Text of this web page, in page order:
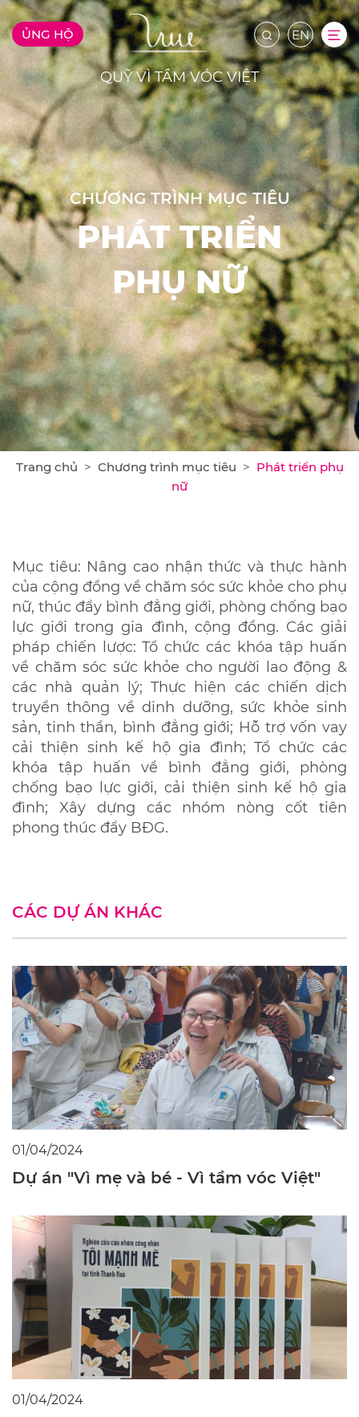
ỦNG HỘ EN
QUỸ VÌ TẦM VÓC VIỆT
CHƯƠNG TRÌNH MỤC TIÊU
PHÁT TRIỂN
PHỤ NỮ
Trang chủ Chương trình mục tiêu
Phát triển phụ
nữ
Mục tiêu: Nâng cao nhận thức và thực hành
của cộng đồng về chăm sóc sức khỏe cho phụ
nữ, thúc đẩy bình đẳng giới, phòng chống bạo
lực giới trong gia đình, cộng đồng. Các giải
pháp chiến lược: Tổ chức các khóa tập huấn
về chăm sóc sức khỏe cho người lao động &
các nhà quản lý; Thực hiện các chiến dịch
truyền thông về dinh dưỡng, sức khỏe sinh
sản, tinh thần, bình đẳng giới; Hỗ trợ vốn vay
cải thiện sinh kế hộ gia đình; Tổ chức các
khóa tập huấn về bình đẳng giới, phòng
chống bạo lực giới, cải thiện sinh kế hộ gia
đình; Xây dựng các nhóm nòng cốt tiên
phong thúc đẩy BĐG.
CÁC DỰ ÁN KHÁC
01/04/2024
Dự án "Vì mẹ và bé - Vì tầm vóc Việt"
01/04/2024